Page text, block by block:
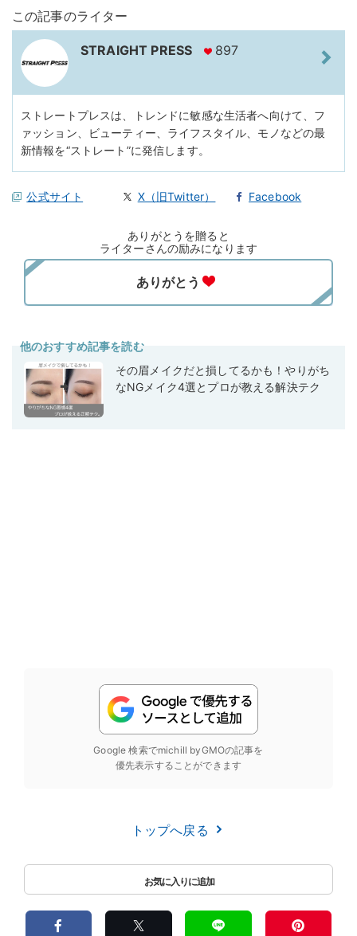
この記事のライター
STRAIGHT PRESS 897
ストレートプレスは、トレンドに敏感な生活者へ向けて、フ
ァッション、ビューティー、ライフスタイル、モノなどの最
新情報を“ストレート”に発信します。
公式サイト X（旧Twitter） Facebook
ありがとうを贈ると
ライターさんの励みになります
他のおすすめ記事を読む
その眉メイクだと損してるかも！やりがち
なNGメイク4選とプロが教える解決テク
Google 検索でmichill byGMOの記事を
優先表示することができます
トップへ戻る